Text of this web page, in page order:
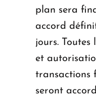
plan sera
accord
jours. Toutes
et
transactions
seront